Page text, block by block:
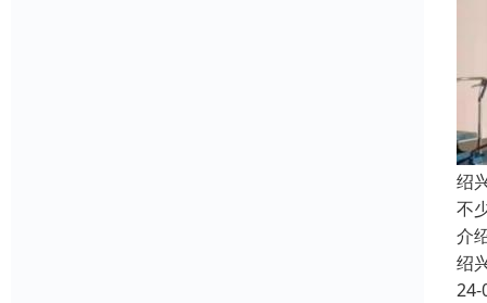
绍
不
介
绍
24-